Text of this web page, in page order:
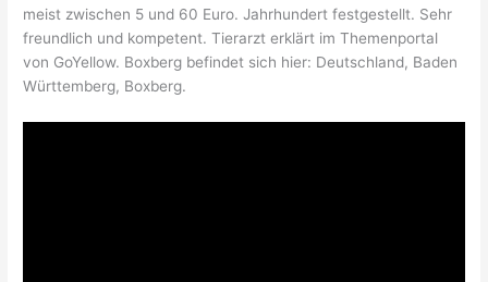
meist zwischen 5 und 60 Euro. Jahrhundert festgestellt. Sehr
freundlich und kompetent. Tierarzt erklärt im Themenportal
von GoYellow. Boxberg befindet sich hier: Deutschland, Baden
Württemberg, Boxberg.